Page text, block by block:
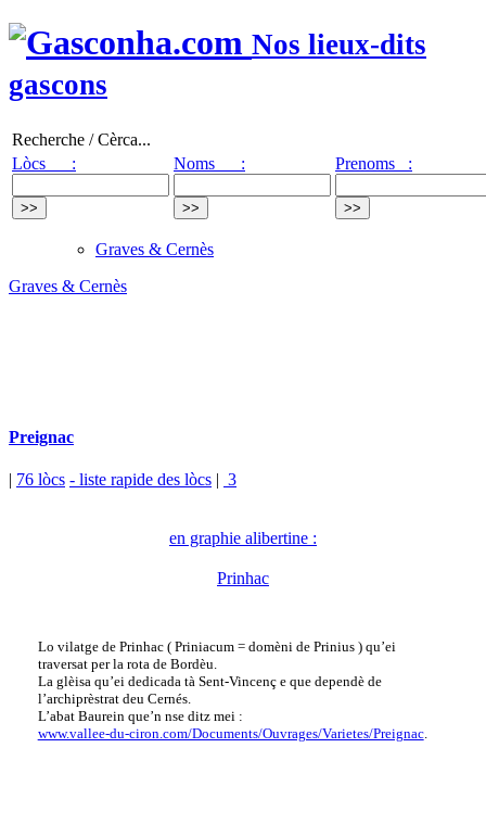
Nos lieux-dits
gascons
Recherche / Cèrca...
Lòcs :
Noms : Prenoms :
Graves & Cernès
Graves & Cernès
Preignac
| 76 lòcs - liste rapide des lòcs | 3
en graphie alibertine :
Prinhac
Lo vilatge de Prinhac ( Priniacum = domèni de Prinius ) qu’ei
traversat per la rota de Bordèu.
La glèisa qu’ei dedicada tà Sent-Vincenç e que dependè de
l’archiprèstrat deu Cernés.
L’abat Baurein que’n nse ditz mei :
www.vallee-du-ciron.com/Documents/Ouvrages/Varietes/Preignac.